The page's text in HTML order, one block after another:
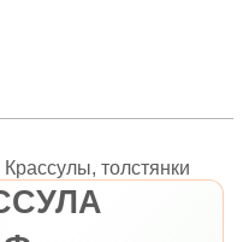
Крассулы, толстянки